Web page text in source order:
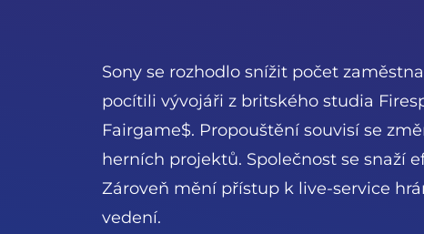
Sony se rozhodlo snížit počet
pocítili vývojáři z britského studia
Fairgame$. Propouštění souvisí se
herních projektů. Společnost se snaží
Zároveň mění přístup k live-service
vedení.